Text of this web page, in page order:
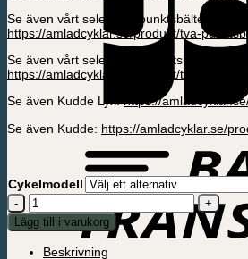
Se även vårt sele – Trepunktsbälte (H-
https://amladcyklar.se/produkt/tva-
Se även vårt sele – Två punktsbälte (V-
https://amladcyklar.se/produkt/tva-
Se även Kudde Lyx:https://
Se även Kudde: https://amladcyklar.se/
Cykelmodell
Barn
bänk
mängd
Lägg till i varukorg
Beskrivning